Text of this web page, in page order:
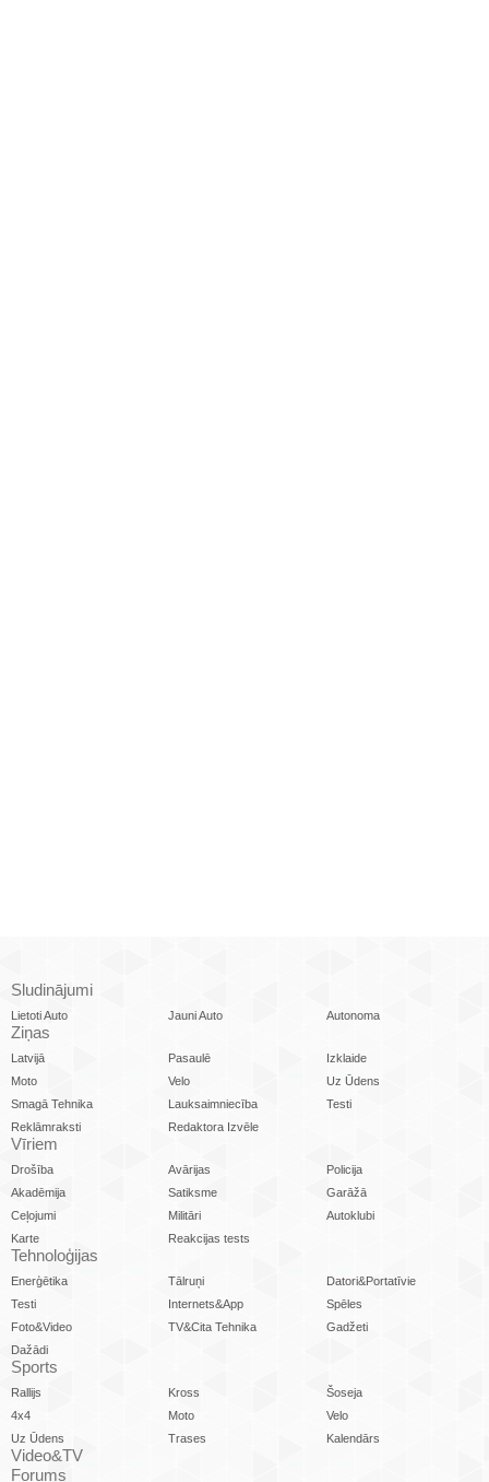
Sludinājumi
Lietoti Auto Jauni Auto Autonoma
Ziņas
Latvijā Pasaulē
Izklaide
Moto
Velo
Uz Ūdens
Smagā Tehnika
Lauksaimniecība
Testi
Reklāmraksti
Redaktora Izvēle
Vīriem
Drošība Avārijas
Policija
Akadēmija
Satiksme
Garāžā
Ceļojumi
Militāri
Autoklubi
Karte
Reakcijas tests
Tehnoloģijas
Enerģētika Tālruņi
Datori&Portatīvie
Testi
Internets&App
Spēles
Foto&Video
TV&Cita Tehnika
Gadžeti
Dažādi
Sports
Rallijs Kross
Šoseja
4x4
Moto
Velo
Uz Ūdens
Trases Kalendārs
Video&TV
Forums